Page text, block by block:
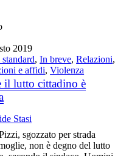
2019
,In breve,Relazioni,
e affidi,Violenza
il lutto cittadino è
Stasi
sgozzato per strada
non è degno del lutto